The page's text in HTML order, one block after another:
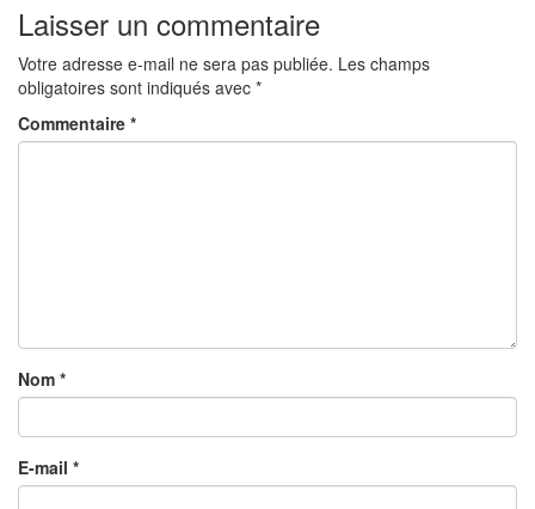
Laisser un commentaire
Votre adresse e-mail ne sera pas publiée. Les champs
obligatoires sont indiqués avec *
Commentaire *
Nom *
E-mail *